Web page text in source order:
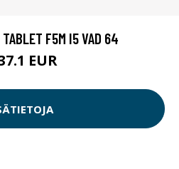
TABLET F5M I5 VAD 64
EUR